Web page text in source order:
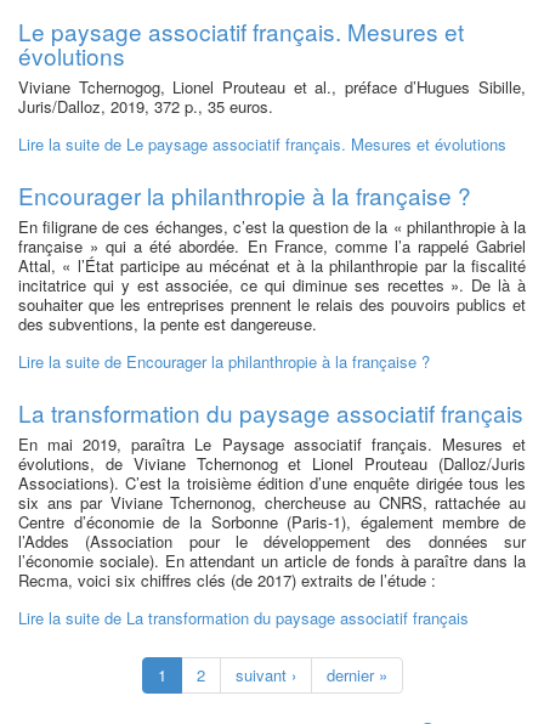
Le paysage associatif français. Mesures et
évolutions
Viviane Tchernogog, Lionel Prouteau et al., préface d’Hugues Sibille,
Juris/Dalloz, 2019, 372 p., 35 euros.
Lire la suite de Le paysage associatif français. Mesures et évolutions
Encourager la philanthropie à la française ?
En filigrane de ces échanges, c’est la question de la « philanthropie à la
française » qui a été abordée. En France, comme l’a rappelé Gabriel
Attal, « l’État participe au mécénat et à la philanthropie par la fiscalité
incitatrice qui y est associée, ce qui diminue ses recettes ». De là à
souhaiter que les entreprises prennent le relais des pouvoirs publics et
des subventions, la pente est dangereuse.
Lire la suite de Encourager la philanthropie à la française ?
La transformation du paysage associatif français
En mai 2019, paraîtra Le Paysage associatif français. Mesures et
évolutions, de Viviane Tchernonog et Lionel Prouteau (Dalloz/Juris
Associations). C’est la troisième édition d’une enquête dirigée tous les
six ans par Viviane Tchernonog, chercheuse au CNRS, rattachée au
Centre d’économie de la Sorbonne (Paris-1), également membre de
l’Addes (Association pour le développement des données sur
l’économie sociale). En attendant un article de fonds à paraître dans la
Recma, voici six chiffres clés (de 2017) extraits de l’étude :
Lire la suite de La transformation du paysage associatif français
1 2 suivant › dernier »